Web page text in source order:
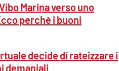
Marina verso uno
perchè i buoni
decide di rateizzare i
demaniali